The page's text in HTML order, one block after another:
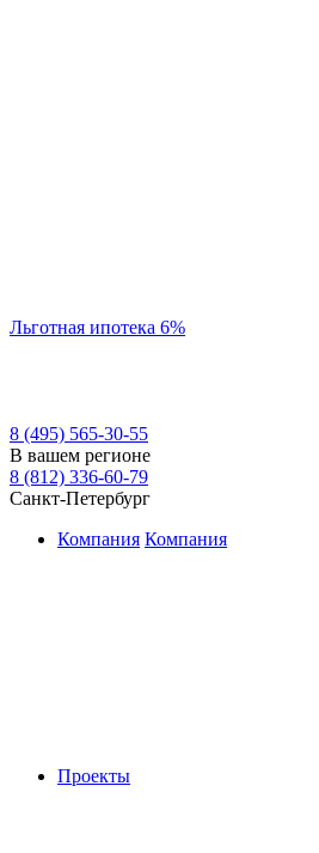
Льготная ипотека 6%
8 (495) 565-30-55
В вашем регионе
8 (812) 336-60-79
Санкт-Петербург
Компания Компания
Проекты